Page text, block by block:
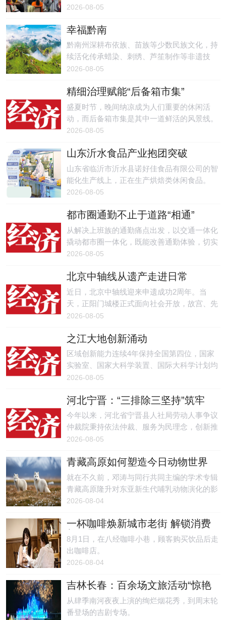
工子女及辖区妇女儿童心理关爱服务，缓解暑
市精准服务外来务工家庭、新兴领域妇女群
体，以专业心理服务筑牢家庭幸福根基。
2026-08-05
幸福黔南
黔南州深耕布依族、苗族等少数民族文化，持
续活化传承蜡染、刺绣、芦笙制作等非遗技
艺，建设非遗传习工坊，推动传统技艺创新发
发展，2025年接待游客突破9400万人次，旅游
总花费突破1000亿元，多元业态持续拓宽群众
增收渠道。
2026-08-05
精细治理赋能“后备箱市集”
盛夏时节，晚间纳凉成为人们重要的休闲活
动，而后备箱市集是其中一道鲜活的风景线。
2026-08-05
山东沂水食品产业抱团突破
山东省临沂市沂水县诺好佳食品有限公司的智
能化生产线上，正在生产烘焙类休闲食品。
2026-08-05
都市圈通勤不止于道路“相通”
从解决上班族的通勤痛点出发，以交通一体化
撬动都市圈一体化，既能改善通勤体验，切实
增强人民群众的获得感。
2026-08-05
北京中轴线从遗产走进日常
近日，北京中轴线迎来申遗成功2周年。当
天，正阳门城楼正式面向社会开放，故宫、先
农坛实行免费，中山公园、先农坛推出重磅展
2026-08-05
之江大地创新涌动
区域创新能力连续4年保持全国第四位，国家
实验室、国家大科学装置、国际大科学计划均
实现零的突破，国家级人才数量稳居全国第一
奖。
2026-08-05
河北宁晋：“三排除三坚持”筑牢
劳资和谐“压舱石”
今年以来，河北省宁晋县人社局劳动人事争议
仲裁院秉持依法仲裁、服务为民理念，创新推
行三排除、三坚持工作模式，贯穿争议处理全
2026-08-05
青藏高原如何塑造今日动物世界
就在不久前，邓涛与同行共同主编的学术专辑
青藏高原隆升对东亚新生代哺乳动物演化的影
响发表，为青藏高原是全球生物多样性关键枢
2026-08-04
一杯咖啡焕新城市老街 解锁消费
新场景
8月1日，在八经咖啡小巷，顾客购买饮品后走
出咖啡店。
2026-08-04
吉林长春：百余场文旅活动“惊艳
一夏”
从肆季南河夜夜上演的绚烂烟花秀，到周末轮
番登场的吉剧专场。